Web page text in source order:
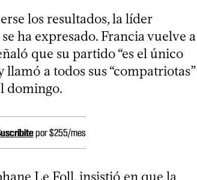
los resultados, la líder
ha expresado. Francia vuelve a
que su partido “es el único
a todos sus “compatriotas”
domingo.
por $255/mes
Le Foll, insistió en que la